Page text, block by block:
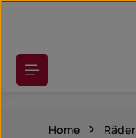
Home Räder